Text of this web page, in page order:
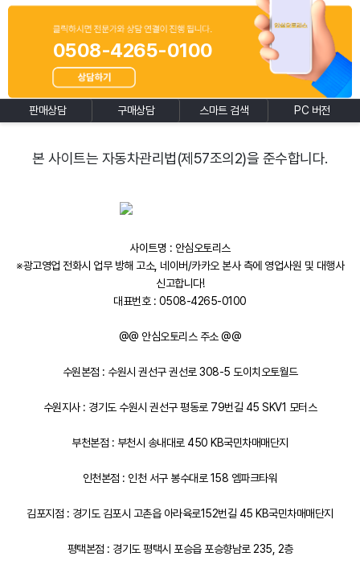
0508-4265-0100
판매상담 구매상담 스마트 검색 PC 버전
본 사이트는 자동차관리법(제57조의2)을 준수합니다.
사이트명 : 안심오토리스
※광고영업 전화시 업무 방해 고소, 네이버/카카오 본사 측에 영업사원 및 대행사
신고합니다!
대표번호 : 0508-4265-0100
@@ 안심오토리스 주소 @@
수원본점 : 수원시 권선구 권선로 308-5 도이치오토월드
수원지사 : 경기도 수원시 권선구 평동로 79번길 45 SKV1 모터스
부천본점 : 부천시 송내대로 450 KB국민차매매단지
인천본점 : 인천 서구 봉수대로 158 엠파크타워
김포지점 : 경기도 김포시 고촌읍 아라육로152번길 45 KB국민차매매단지
평택본점 : 경기도 평택시 포승읍 포승향남로 235, 2층